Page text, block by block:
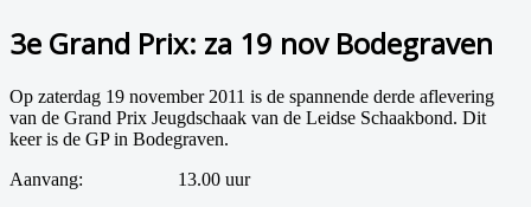
3e Grand Prix: za 19 nov Bodegraven
Op zaterdag 19 november 2011 is de spannende derde aflevering
van de Grand Prix Jeugdschaak van de Leidse Schaakbond. Dit
keer is de GP in Bodegraven.
Aanvang:
13.00 uur